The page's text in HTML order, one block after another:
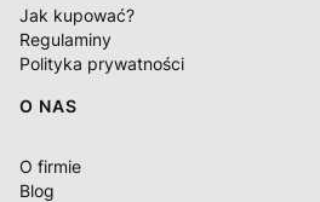
Jak kupować?
Regulaminy
Polityka prywatności
O NAS
O firmie
Blog